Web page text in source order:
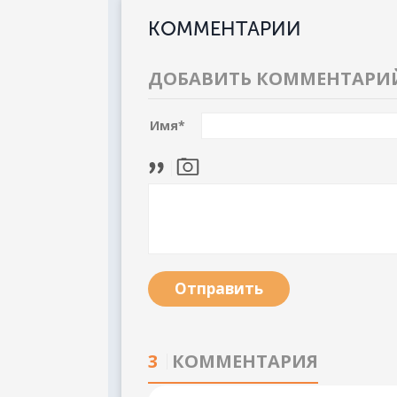
КОММЕНТАРИИ
ДОБАВИТЬ
Имя*
Отправить
3 КОММЕНТАРИЯ